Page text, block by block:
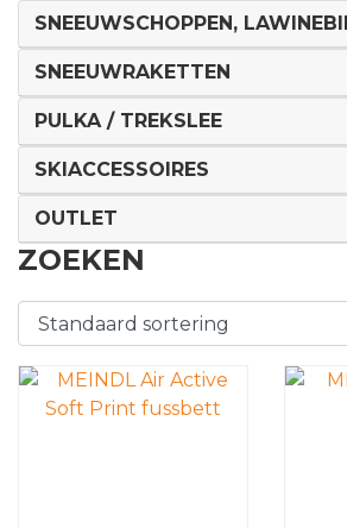
SNEEUWSCHOPPEN,
SNEEUWRAKETTEN
PULKA / TREKSLEE
SKIACCESSOIRES
OUTLET
ZOEKEN